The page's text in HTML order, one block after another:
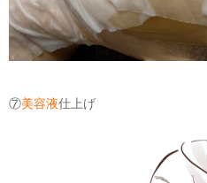
⑦美容液仕上げ